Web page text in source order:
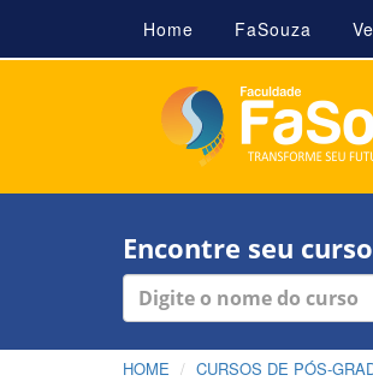
Home FaSouza
Encontre seu curso
HOME CURSOS DE PÓS-